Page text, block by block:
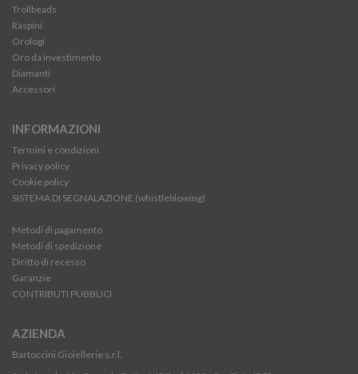
Trollbeads
Raspini
Orologi
Oro da investimento
Diamanti
Accessori
INFORMAZIONI
Termini e condizioni
Privacy policy
Cookie policy
SISTEMA DI SEGNALAZIONE (whistleblowing)
Metodi di pagamento
Metodi di spedizione
Diritto di recesso
Garanzie
CONTRIBUTI PUBBLICI
AZIENDA
Bartoccini Gioiellerie s.r.l.